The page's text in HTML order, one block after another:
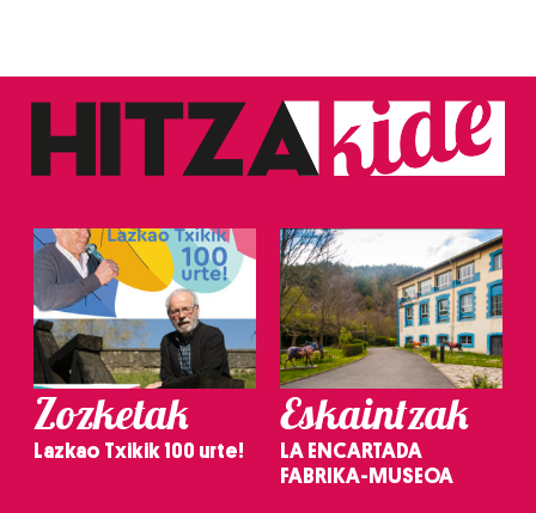
Zozketak
Lazkao Txikik 100 urte!
Eskaintzak
LA ENCARTADA
FABRIKA-MUSEOA